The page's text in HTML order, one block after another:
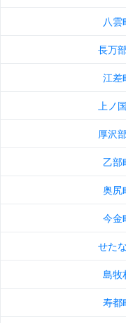
八雲
長万
江差
上ノ
厚沢
乙部
奥尻
今金
せた
島牧
寿都